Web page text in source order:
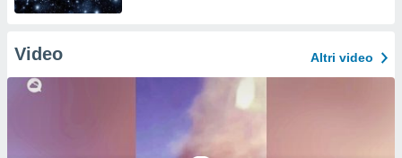
Video Altri video